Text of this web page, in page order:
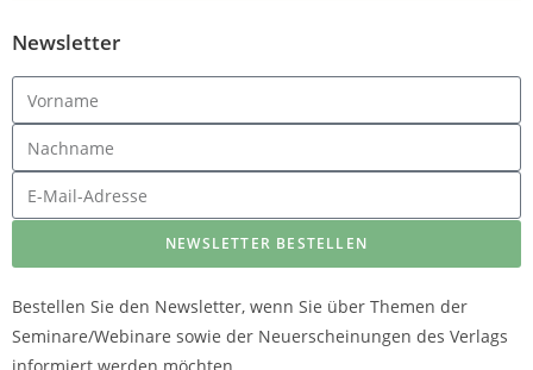
Newsletter
NEWSLETTER BESTELLEN
Bestellen Sie den Newsletter, wenn Sie über Themen der
Seminare/Webinare sowie der Neuerscheinungen des Verlags